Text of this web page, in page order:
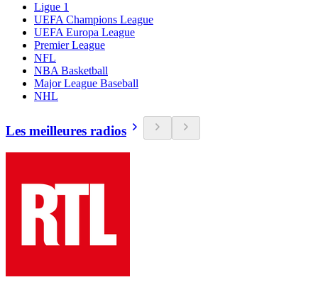
Ligue 1
UEFA Champions League
UEFA Europa League
Premier League
NFL
NBA Basketball
Major League Baseball
NHL
Les meilleures radios